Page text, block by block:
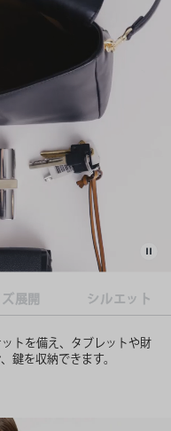
展開 シルエット
トを備え、タブレットや財
鍵を収納できます。